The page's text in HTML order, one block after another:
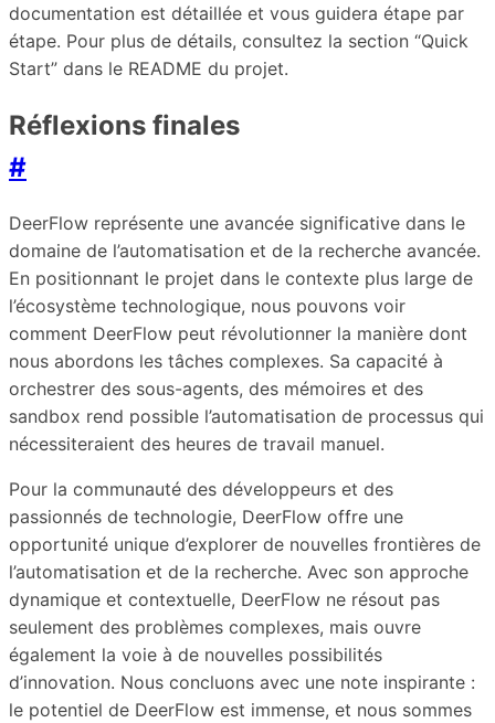
documentation est détaillée et vous guidera étape par
étape. Pour plus de détails, consultez la section “Quick
Start” dans le README du projet.
Réflexions finales
#
DeerFlow représente une avancée significative dans le
domaine de l’automatisation et de la recherche avancée.
En positionnant le projet dans le contexte plus large de
l’écosystème technologique, nous pouvons voir
comment DeerFlow peut révolutionner la manière dont
nous abordons les tâches complexes. Sa capacité à
orchestrer des sous-agents, des mémoires et des
sandbox rend possible l’automatisation de processus qui
nécessiteraient des heures de travail manuel.
Pour la communauté des développeurs et des
passionnés de technologie, DeerFlow offre une
opportunité unique d’explorer de nouvelles frontières de
l’automatisation et de la recherche. Avec son approche
dynamique et contextuelle, DeerFlow ne résout pas
seulement des problèmes complexes, mais ouvre
également la voie à de nouvelles possibilités
d’innovation. Nous concluons avec une note inspirante :
le potentiel de DeerFlow est immense, et nous sommes